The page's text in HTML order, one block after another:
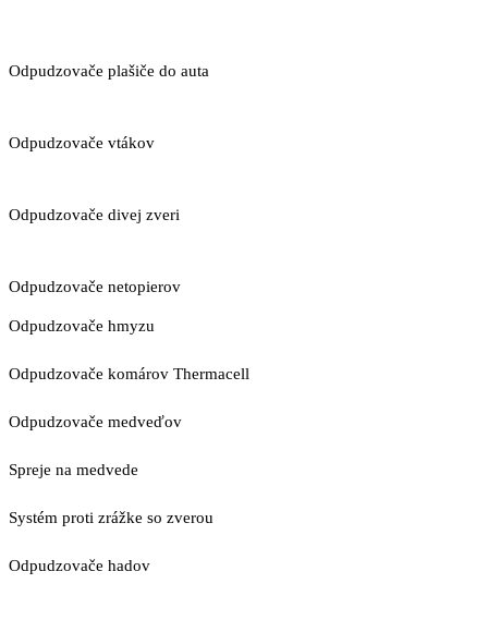
Odpudzovače plašiče do auta
Odpudzovače vtákov
Odpudzovače divej zveri
Odpudzovače netopierov
Odpudzovače hmyzu
Odpudzovače komárov Thermacell
Odpudzovače medveďov
Spreje na medvede
Systém proti zrážke so zverou
Odpudzovače hadov